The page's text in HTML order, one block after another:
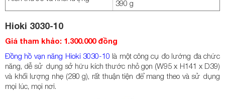
390 g
Hioki 3030-10
Giá tham khảo: 1.300.000 đồng
Đồng hồ vạn năng Hioki 3030-10 là một công cụ đo lường đa chức
năng, dễ sử dụng sở hữu kích thước nhỏ gọn (W95 x H141 x D39)
và khối lượng nhẹ (280 g), rất thuận tiện để mang theo và sử dụng
mọi lúc, mọi nơi.